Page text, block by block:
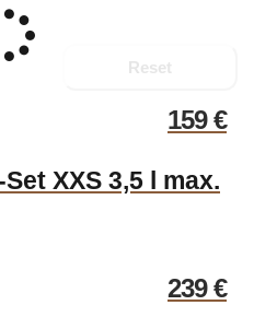
Reset
159€
XXS 3,5 l max.
239€